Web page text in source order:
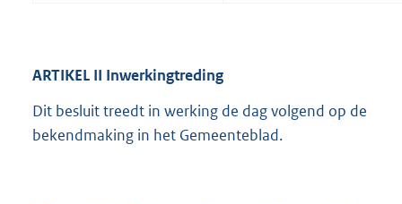
ARTIKEL II Inwerkingtreding
Dit besluit treedt in werking de dag volgend op de
bekendmaking in het Gemeenteblad.